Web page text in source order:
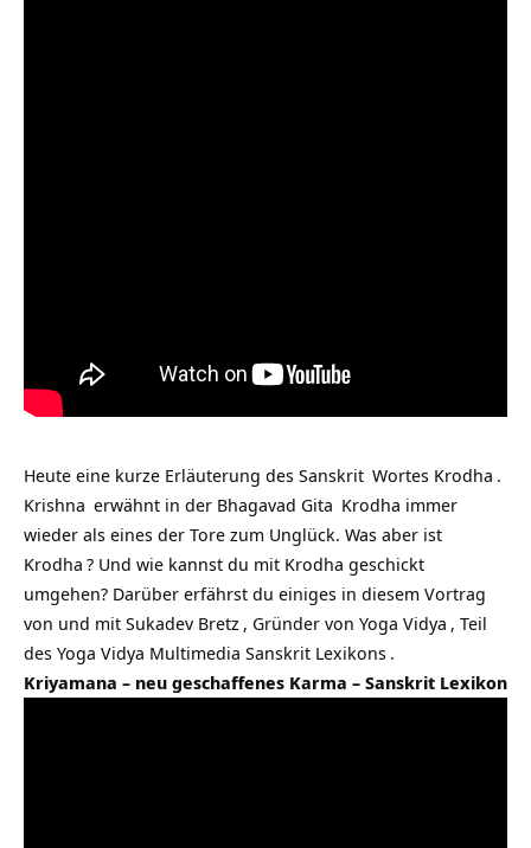
Heute eine kurze Erläuterung des Sanskrit Wortes Krodha .
Krishna erwähnt in der Bhagavad Gita Krodha immer
wieder als eines der Tore zum Unglück. Was aber ist
Krodha ? Und wie kannst du mit Krodha geschickt
umgehen? Darüber erfährst du einiges in diesem Vortrag
von und mit Sukadev Bretz , Gründer von Yoga Vidya , Teil
des Yoga Vidya Multimedia Sanskrit Lexikons .
Kriyamana – neu geschaffenes Karma – Sanskrit Lexikon